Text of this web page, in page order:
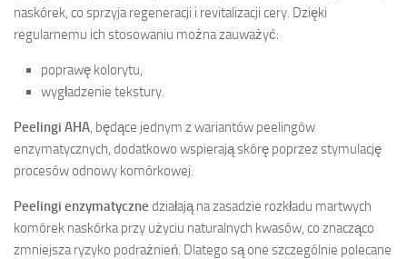
naskórek, co sprzyja regeneracji i revitalizacji cery. Dzięki
regularnemu ich stosowaniu można zauważyć:
poprawę kolorytu,
wygładzenie tekstury.
Peelingi AHA, będące jednym z wariantów peelingów
enzymatycznych, dodatkowo wspierają skórę poprzez stymulację
procesów odnowy komórkowej.
Peelingi enzymatyczne działają na zasadzie rozkładu martwych
komórek naskórka przy użyciu naturalnych kwasów, co znacząco
zmniejsza ryzyko podrażnień. Dlatego są one szczególnie polecane